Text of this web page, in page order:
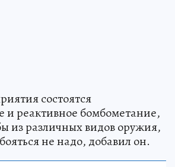
состоятся
и реактивное бомбометание,
из различных видов оружия,
не надо, добавил он.